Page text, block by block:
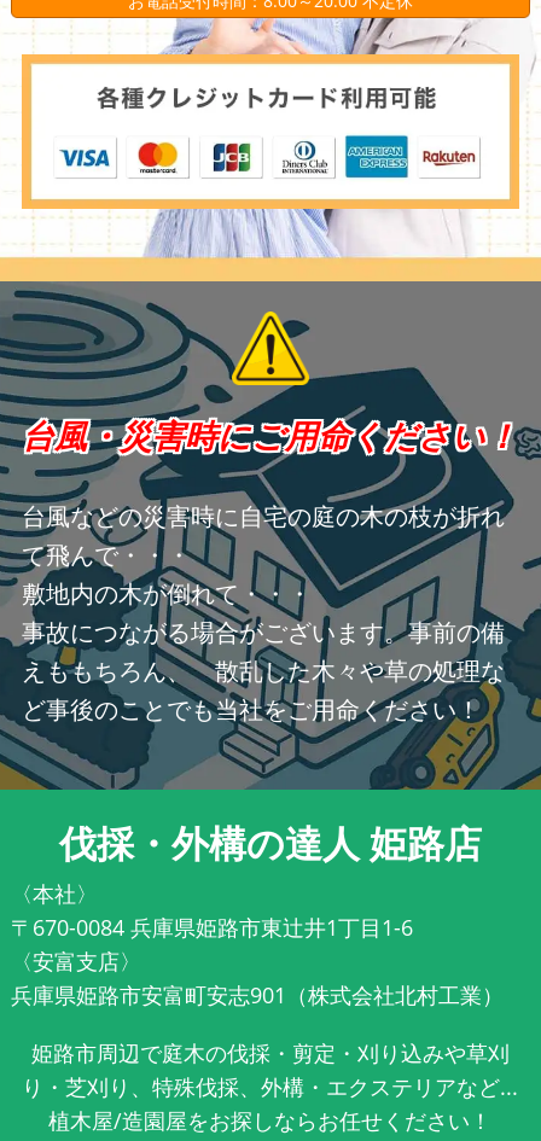
台風・災害時にご用命ください！
台風などの災害時に自宅の庭の木の枝が折れ
て飛んで・・・
敷地内の木が倒れて・・・
事故につながる場合がございます。事前の備
えももちろん、 散乱した木々や草の処理な
ど事後のことでも当社をご用命ください！
伐採・外構の達人 姫路店
〈本社〉
〒670-0084 兵庫県姫路市東辻井1丁目1-6
〈安富支店〉
兵庫県姫路市安富町安志901（株式会社北村工業）
姫路市周辺で庭木の伐採・剪定・刈り込みや草刈
り・芝刈り、特殊伐採、外構・エクステリアなど...
植木屋/造園屋をお探しならお任せください！